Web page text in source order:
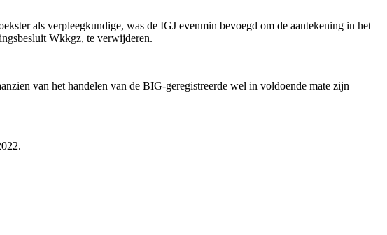
als verpleegkundige, was de IGJ evenmin bevoegd om de aantekening in het
Wkkgz, te verwijderen.
van het handelen van de BIG-geregistreerde wel in voldoende mate zijn